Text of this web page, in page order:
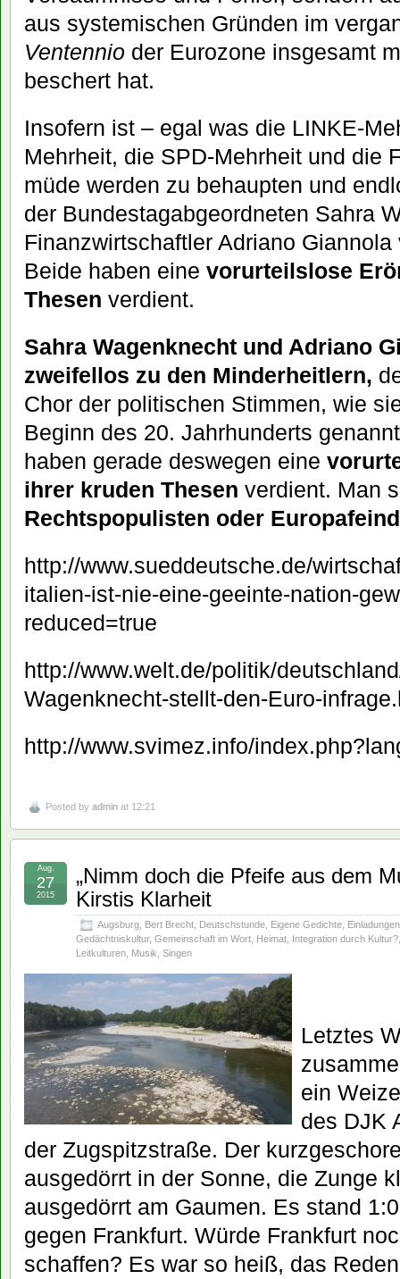
aus systemischen Gründen im
Ventennio der Eurozone insgesamt
beschert hat.
Insofern ist – egal was die LINKE-
Mehrheit, die SPD-Mehrheit und die
müde werden zu behaupten und
der Bundestagabgeordneten Sahra
Finanzwirtschaftler Adriano
Beide haben eine vorurteilslose
Thesen verdient.
Sahra Wagenknecht und Adriano
zweifellos zu den Minderheitlern,
Chor der politischen Stimmen, wie
Beginn des 20. Jahrhunderts
haben gerade deswegen eine
ihrer kruden Thesen verdient. Man
Rechtspopulisten oder
http://www.sueddeutsche.de/
italien-ist-nie-eine-geeinte-nation-
reduced=true
http://www.welt.de/politik/
Wagenknecht-stellt-den-Euro-
http://www.svimez.info/
Posted by admin at 12:21
„Nimm doch die Pfeife aus dem
Kirstis Klarheit
Augsburg, Bert Brecht, Deutschstunde, Eigene Gedichte, Einladungen
Gedächtniskultur, Gemeinschaft im Wort, Heimat, Integration durch Kultur?
Leitkulturen, Musik, Singen
Aug.
27
2015
Letztes
ein
des DJK
der Zugspitzstraße. Der
ausgedörrt in der Sonne, die Zunge
ausgedörrt am Gaumen. Es stand
gegen Frankfurt. Würde Frankfurt
schaffen? Es war so heiß, das